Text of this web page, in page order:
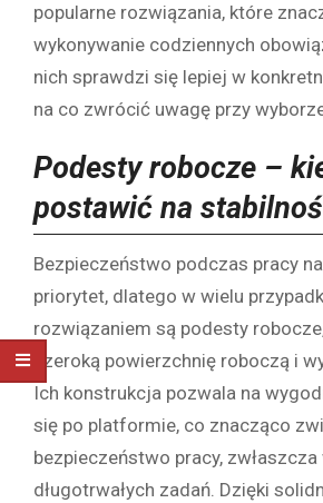
popularne rozwiązania, które
wykonywanie codziennych
nich sprawdzi się lepiej w
na co zwrócić uwagę przy
Podesty robocze –
postawić na
Bezpieczeństwo podczas pracy
priorytet, dlatego w wielu
rozwiązaniem są podesty
szeroką powierzchnię roboczą i
Ich konstrukcja pozwala na
się po platformie, co znacząco
bezpieczeństwo pracy, zwłaszcza
długotrwałych zadań. Dzięki